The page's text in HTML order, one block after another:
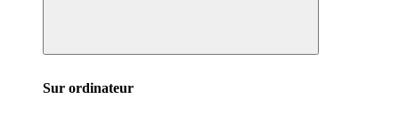
Sur ordinateur